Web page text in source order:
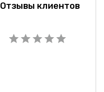
Отзывы клиентов